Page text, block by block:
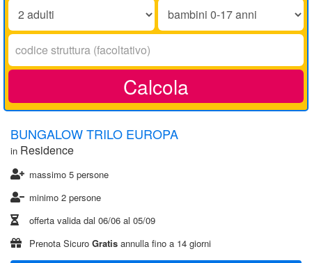
Adulti:
Bambini
17
Codice
struttura:
Calcola
BUNGALOW TRILO EUROPA
in Residence
massimo 5 persone
minimo 2 persone
offerta valida dal 06/06 al 05/09
Prenota Sicuro Gratis annulla fino a 14 giorni